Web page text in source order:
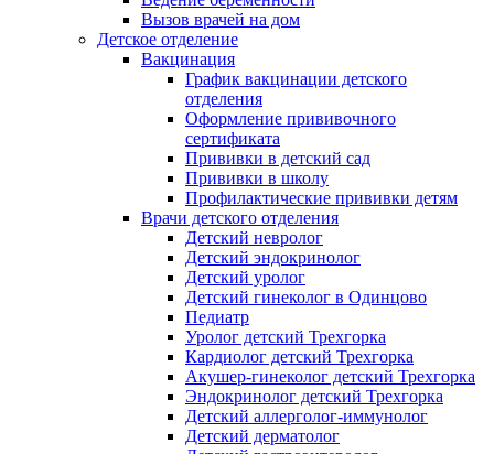
Вызов врачей на дом
Детское отделение
Вакцинация
График вакцинации детского
отделения
Оформление прививочного
сертификата
Прививки в детский сад
Прививки в школу
Профилактические прививки детям
Врачи детского отделения
Детский невролог
Детский эндокринолог
Детский уролог
Детский гинеколог в Одинцово
Педиатр
Уролог детский Трехгорка
Кардиолог детский Трехгорка
Акушер-гинеколог детский Трехгорка
Эндокринолог детский Трехгорка
Детский аллерголог-иммунолог
Детский дерматолог